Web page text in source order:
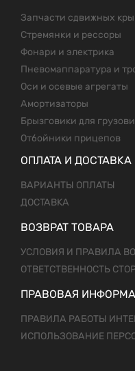
Запчасти сдвижных
Стремянки и рессоры
Фонари и электрика
Пневомаппаратура и
Оси и осевые агрегаты
Амортизаторы
Брызговики для
Отбойники прицепов
ОПЛАТА И ДОСТАВКА
ВАРИАНТЫ ОПЛАТЫ
ДОСТАВКА
ВОЗВРАТ ТОВАРА
УСЛОВИЯ И ПРАВИЛА
ОТВЕТСТВЕННОСТЬ
ПРАВОВАЯ
ПРАВИЛА РАБОТЫ
ИСПОЛЬЗОВАНИЕ